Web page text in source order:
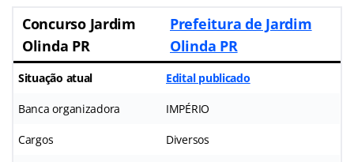
Concurso Jardim
Olinda PR
Prefeitura de Jardim
Olinda PR
Situação atual Edital publicado
Banca organizadora IMPÉRIO
Cargos Diversos